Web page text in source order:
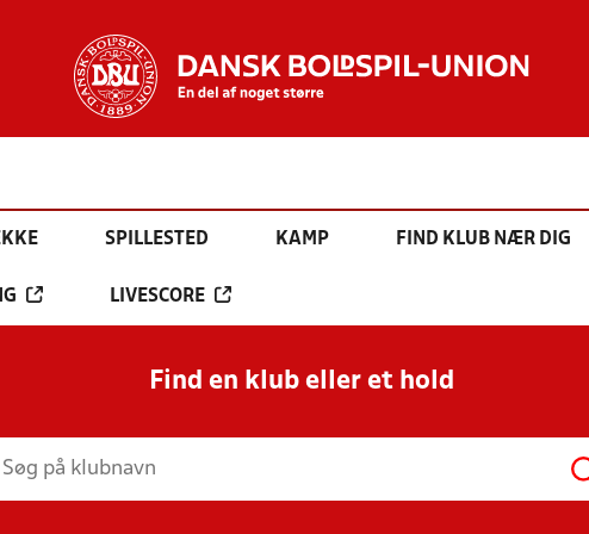
SPILLESTED KAMP FIND KLUB NÆR DIG
LIVESCORE
Find en klub eller et hold